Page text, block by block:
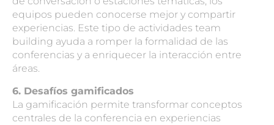
equipos pueden conocerse mejor y compartir
experiencias. Este tipo de actividades team
building ayuda a romper la formalidad de las
conferencias y a enriquecer la interacción entre
áreas.
6. Desafíos gamificados
La gamificación permite transformar conceptos
centrales de la conferencia en experiencias